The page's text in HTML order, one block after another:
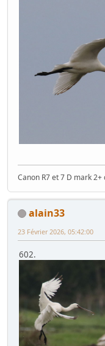
Canon R7 et 7 D mark
alain33
23 Février 2026, 05:42:00
602.